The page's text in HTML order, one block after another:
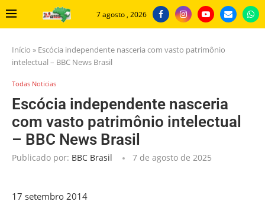
7 agosto , 2026
Início » Escócia independente nasceria com vasto patrimônio
intelectual – BBC News Brasil
Todas Noticias
Escócia independente nasceria
com vasto patrimônio intelectual
– BBC News Brasil
Publicado por: BBC Brasil 7 de agosto de 2025
17 setembro 2014